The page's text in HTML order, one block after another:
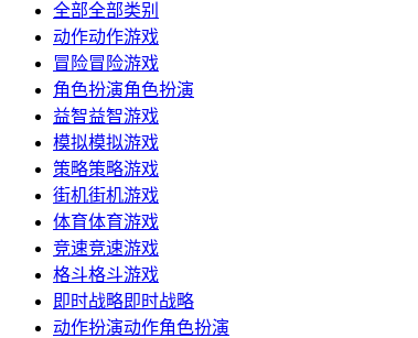
全部全部类别
动作动作游戏
冒险冒险游戏
角色扮演角色扮演
益智益智游戏
模拟模拟游戏
策略策略游戏
街机街机游戏
体育体育游戏
竞速竞速游戏
格斗格斗游戏
即时战略即时战略
动作扮演动作角色扮演